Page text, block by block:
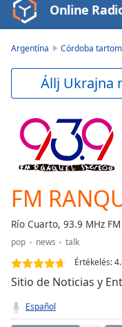
Video
Player
Skip
Backward
Skip
Forward
Mute
Current
Time 0:00
-:-
Loaded:
0.00%
Stream
Seek to
live,
Online
Argentína Córdoba
Állj Ukrajna
FM
Río Cuarto, 93.9 MHz FM
pop news
talk
Értékelés:
Sitio de Noticias y
Español